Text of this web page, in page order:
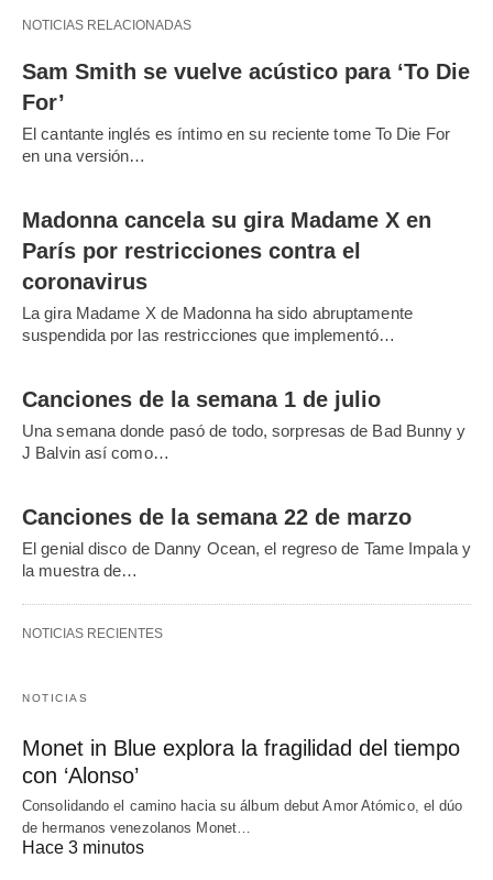
NOTICIAS RELACIONADAS
Sam Smith se vuelve acústico para ‘To Die
For’
El cantante inglés es íntimo en su reciente tome To Die For
en una versión…
Madonna cancela su gira Madame X en
París por restricciones contra el
coronavirus
La gira Madame X de Madonna ha sido abruptamente
suspendida por las restricciones que implementó…
Canciones de la semana 1 de julio
Una semana donde pasó de todo, sorpresas de Bad Bunny y
J Balvin así como…
Canciones de la semana 22 de marzo
El genial disco de Danny Ocean, el regreso de Tame Impala y
la muestra de…
NOTICIAS RECIENTES
NOTICIAS
Monet in Blue explora la fragilidad del tiempo
con ‘Alonso’
Consolidando el camino hacia su álbum debut Amor Atómico, el dúo
de hermanos venezolanos Monet…
Hace 3 minutos